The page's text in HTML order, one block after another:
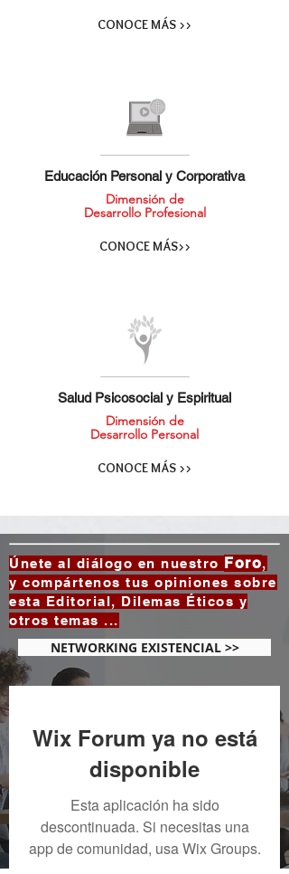
CONOCE MÁS >>
Educación Personal y Corporativa
Dimensión de
Desarrollo Profesional
CONOCE MÁS>>
Salud Psicosocial y Espiritual
Dimensión de
Desarrollo Personal
CONOCE MÁS >>
Únete al diálogo en nuestro Foro,
y compártenos tus opiniones sobre
esta Editorial, Dilemas Éticos y
otros temas ...
NETWORKING EXISTENCIAL >>
Wix Forum ya no está
disponible
Esta aplicación ha sido
descontinuada. Si necesitas una
app de comunidad, usa Wix Groups.